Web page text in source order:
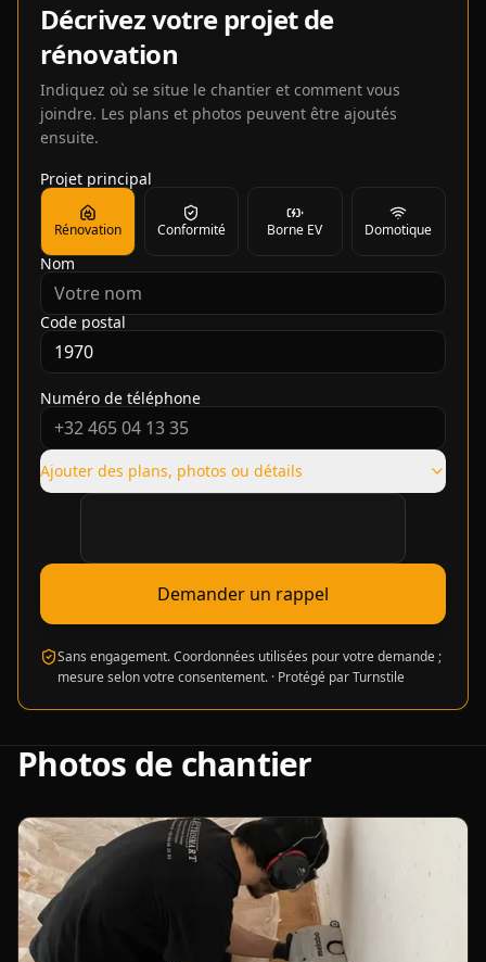
Décrivez votre projet de
rénovation
Indiquez où se situe le chantier et comment vous
joindre. Les plans et photos peuvent être ajoutés
ensuite.
Projet principal
Rénovation Conformité Borne EV Domotique
Nom
Code postal
Numéro de téléphone
Ajouter des plans, photos ou détails
Vérification requise
Demander un rappel
Sans engagement. Coordonnées utilisées pour votre demande ;
mesure selon votre consentement. · Protégé par Turnstile
Photos de chantier